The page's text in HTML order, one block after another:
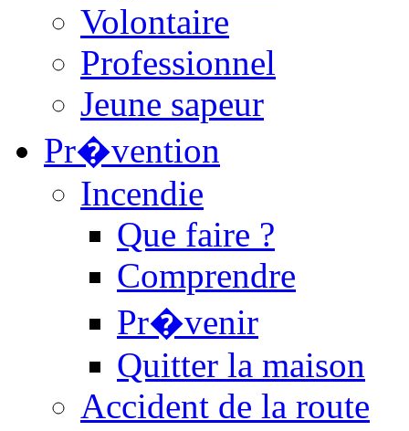
Volontaire
Professionnel
Jeune sapeur
Pr�vention
Incendie
Que faire ?
Comprendre
Pr�venir
Quitter la maison
Accident de la route